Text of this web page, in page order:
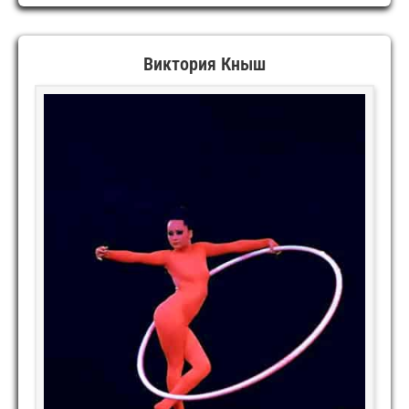
Виктория Кныш